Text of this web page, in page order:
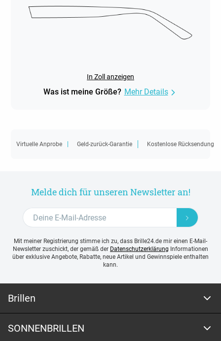
In Zoll anzeigen
Was ist meine Größe? Mehr Details
Virtuelle Anprobe Geld-zurück-Garantie Kostenlose Rücksendung
Melde dich für unseren Newsletter an!
Mit meiner Registrierung stimme ich zu, dass Brille24.de mir einen E-Mail-
Newsletter zuschickt, der gemäß der Datenschutzerklärung Informationen
über exklusive Angebote, Rabatte, neue Artikel und Gewinnspiele enthalten
kann.
Brillen
SONNENBRILLEN